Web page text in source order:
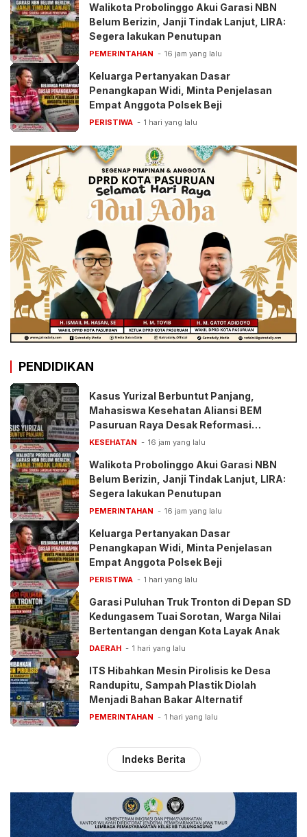
Walikota Probolinggo Akui Garasi NBN
Belum Berizin, Janji Tindak Lanjut, LIRA:
Segera lakukan Penutupan
PEMERINTAHAN 16 jam yang lalu
Keluarga Pertanyakan Dasar
Penangkapan Widi, Minta Penjelasan
Empat Anggota Polsek Beji
PERISTIWA 1 hari yang lalu
PENDIDIKAN
Kasus Yurizal Berbuntut Panjang,
Mahasiswa Kesehatan Aliansi BEM
Pasuruan Raya Desak Reformasi
Pelayanan BPJS
KESEHATAN 16 jam yang lalu
Walikota Probolinggo Akui Garasi NBN
Belum Berizin, Janji Tindak Lanjut, LIRA:
Segera lakukan Penutupan
PEMERINTAHAN 16 jam yang lalu
Keluarga Pertanyakan Dasar
Penangkapan Widi, Minta Penjelasan
Empat Anggota Polsek Beji
PERISTIWA 1 hari yang lalu
Garasi Puluhan Truk Tronton di Depan SD
Kedungasem Tuai Sorotan, Warga Nilai
Bertentangan dengan Kota Layak Anak
DAERAH 1 hari yang lalu
ITS Hibahkan Mesin Pirolisis ke Desa
Randupitu, Sampah Plastik Diolah
Menjadi Bahan Bakar Alternatif
PEMERINTAHAN 1 hari yang lalu
Indeks Berita